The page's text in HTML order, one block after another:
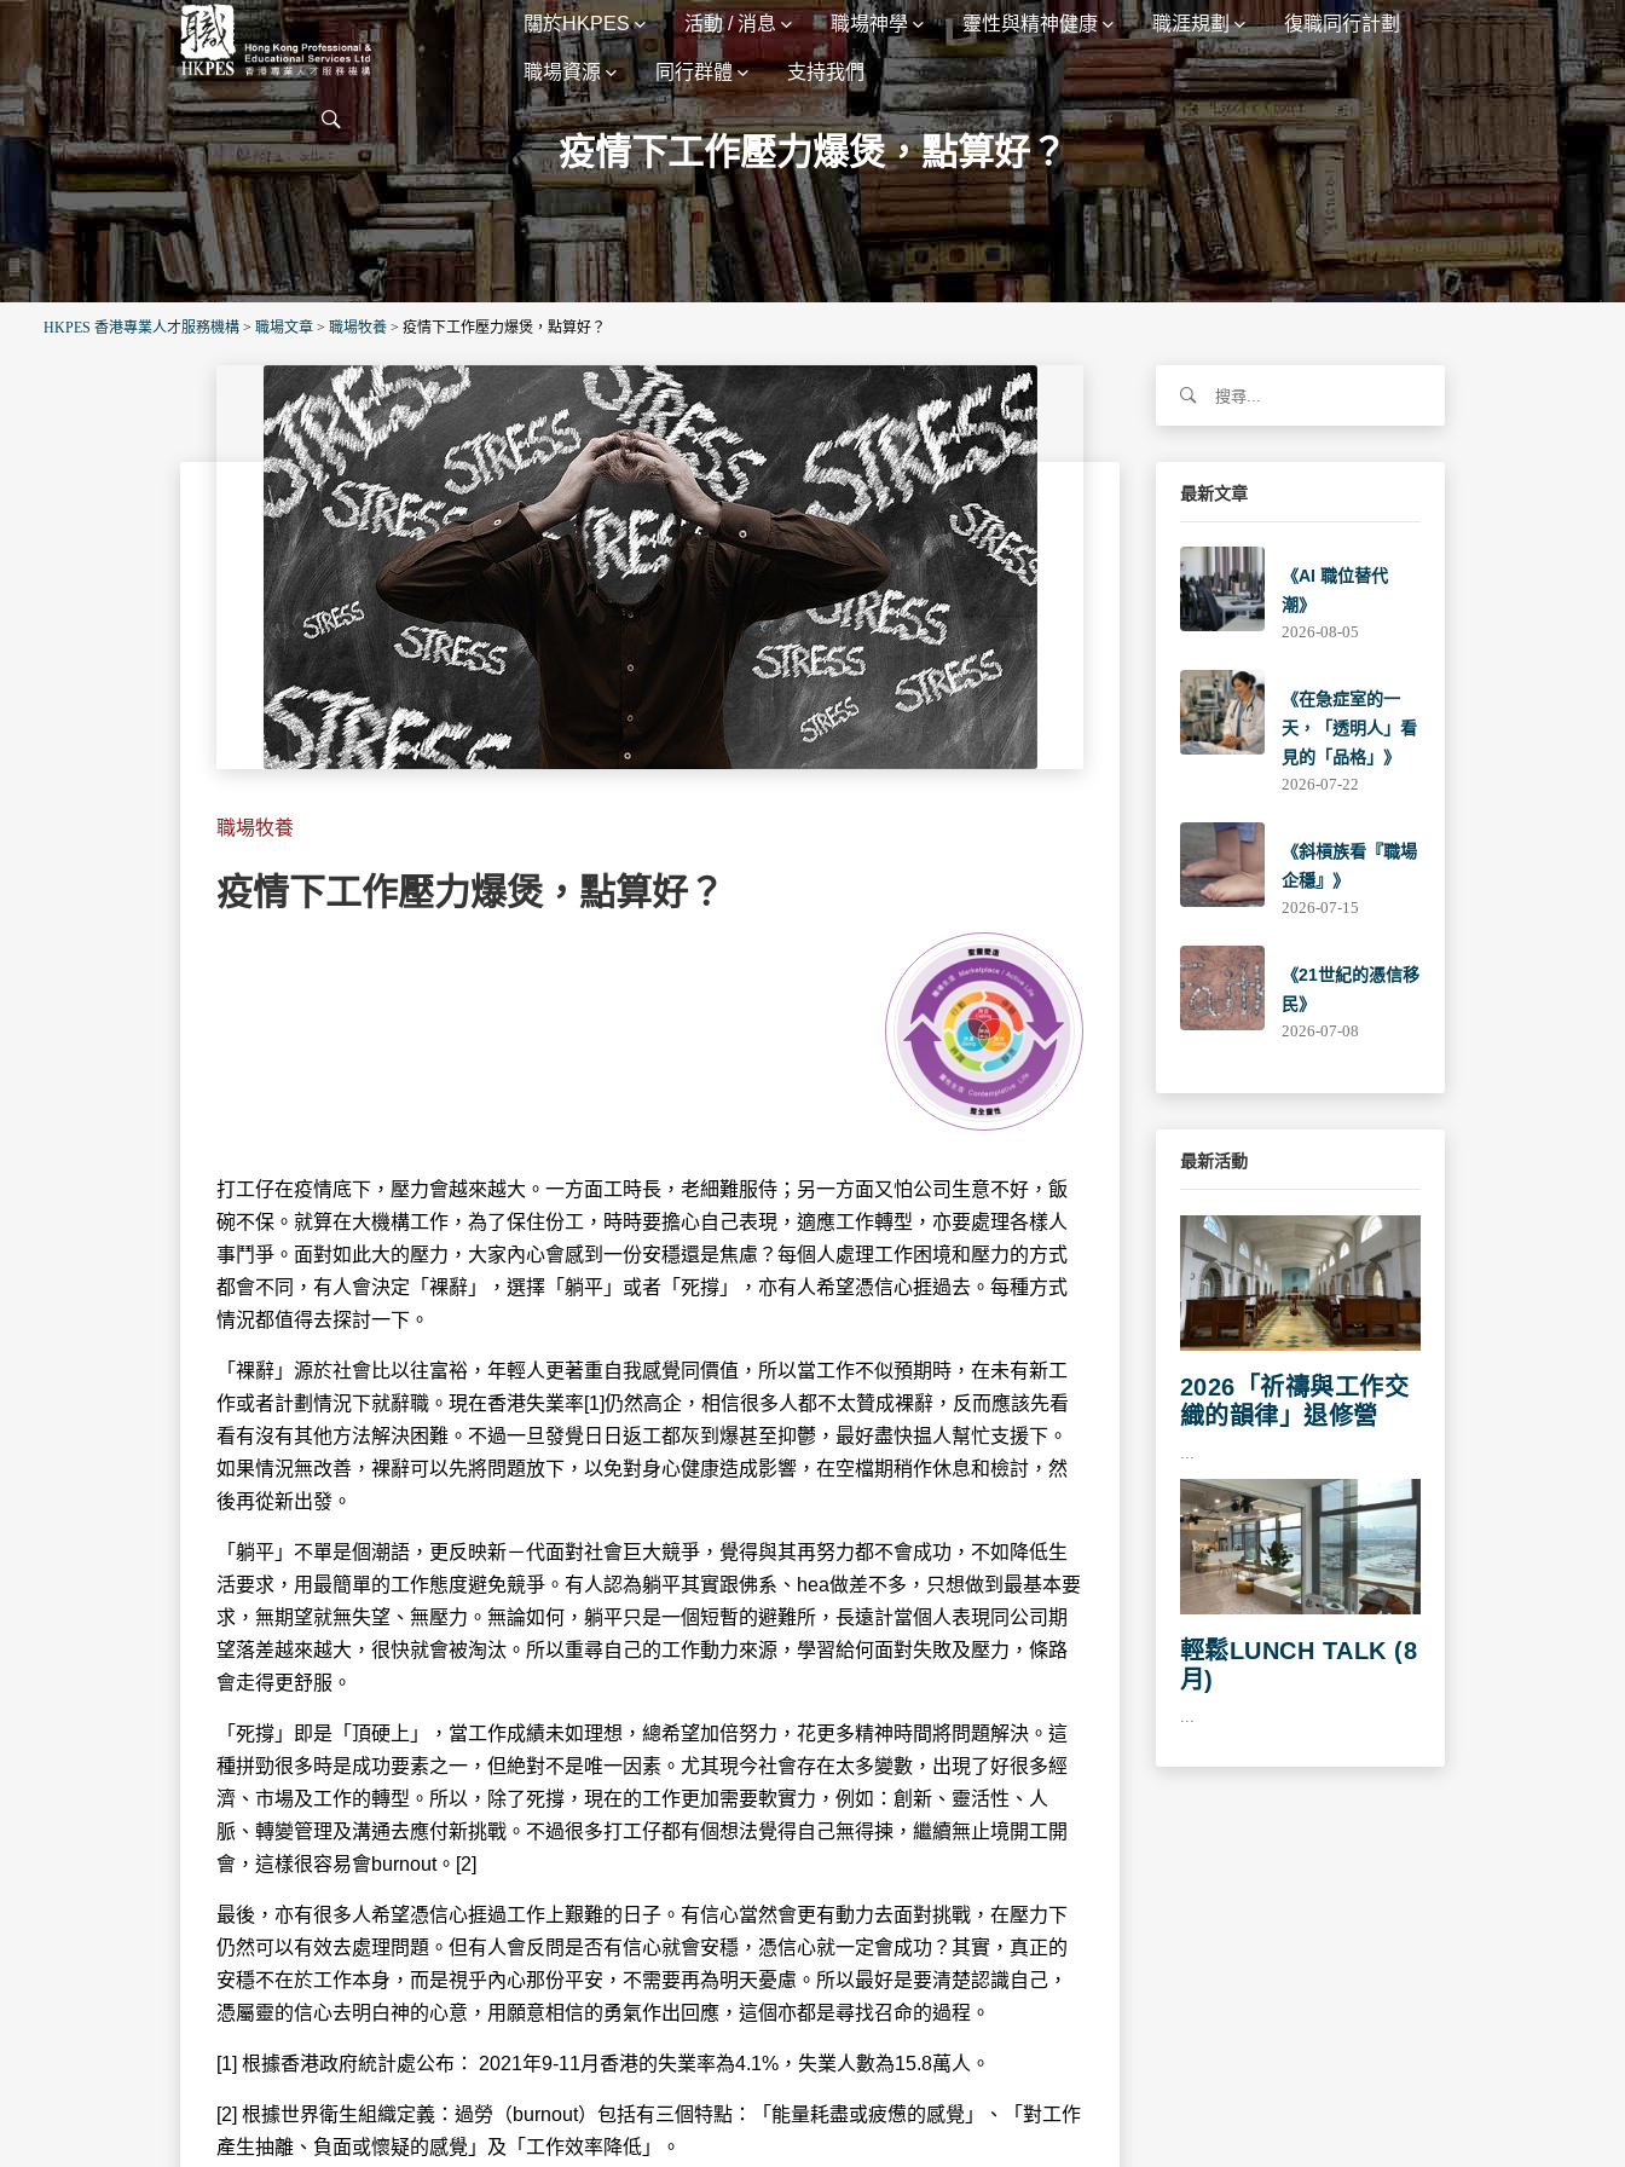
關於HKPES 活動 / 消息 職場神學 靈性與精神健康 職涯規劃 復職同行計劃
職場資源 同行群體 支持我們
疫情下工作壓力爆煲，點算好？
HKPES 香港專業人才服務機構 > 職場文章 > 職場牧養 > 疫情下工作壓力爆煲，點算好？
職場牧養
疫情下工作壓力爆煲，點算好？
打工仔在疫情底下，壓力會越來越大。一方面工時長，老細難服侍；另一方面又怕公司生意不好，飯
碗不保。就算在大機構工作，為了保住份工，時時要擔心自己表現，適應工作轉型，亦要處理各樣人
事鬥爭。面對如此大的壓力，大家內心會感到一份安穩還是焦慮？每個人處理工作困境和壓力的方式
都會不同，有人會決定「裸辭」，選擇「躺平」或者「死撐」，亦有人希望憑信心捱過去。每種方式
情況都值得去探討一下。
「裸辭」源於社會比以往富裕，年輕人更著重自我感覺同價值，所以當工作不似預期時，在未有新工
作或者計劃情況下就辭職。現在香港失業率[1]仍然高企，相信很多人都不太贊成裸辭，反而應該先看
看有沒有其他方法解決困難。不過一旦發覺日日返工都灰到爆甚至抑鬱，最好盡快揾人幫忙支援下。
如果情況無改善，裸辭可以先將問題放下，以免對身心健康造成影響，在空檔期稍作休息和檢討，然
後再從新出發。
「躺平」不單是個潮語，更反映新－代面對社會巨大競爭，覺得與其再努力都不會成功，不如降低生
活要求，用最簡單的工作態度避免競爭。有人認為躺平其實跟佛系、hea做差不多，只想做到最基本要
求，無期望就無失望、無壓力。無論如何，躺平只是一個短暫的避難所，長遠計當個人表現同公司期
望落差越來越大，很快就會被淘汰。所以重尋自己的工作動力來源，學習給何面對失敗及壓力，條路
會走得更舒服。
「死撐」即是「頂硬上」，當工作成績未如理想，總希望加倍努力，花更多精神時間將問題解決。這
種拼勁很多時是成功要素之一，但絶對不是唯一因素。尤其現今社會存在太多變數，出現了好很多經
濟、市場及工作的轉型。所以，除了死撐，現在的工作更加需要軟實力，例如：創新、靈活性、人
脈、轉變管理及溝通去應付新挑戰。不過很多打工仔都有個想法覺得自己無得揀，繼續無止境開工開
會，這樣很容易會burnout。[2]
最後，亦有很多人希望憑信心捱過工作上艱難的日子。有信心當然會更有動力去面對挑戰，在壓力下
仍然可以有效去處理問題。但有人會反問是否有信心就會安穩，憑信心就一定會成功？其實，真正的
安穩不在於工作本身，而是視乎內心那份平安，不需要再為明天憂慮。所以最好是要清楚認識自己，
憑屬靈的信心去明白神的心意，用願意相信的勇氣作出回應，這個亦都是尋找召命的過程。
[1] 根據香港政府統計處公布： 2021年9-11月香港的失業率為4.1%，失業人數為15.8萬人。
[2] 根據世界衛生組織定義：過勞（burnout）包括有三個特點：「能量耗盡或疲憊的感覺」、「對工作
產生抽離、負面或懷疑的感覺」及「工作效率降低」。
關
最新文章
《AI 職位替代
潮》
2026-08-05
《在急症室的一
天，「透明人」看
見的「品格」》
2026-07-22
《斜槓族看『職場
企穩』》
2026-07-15
《21世紀的憑信移
民》
2026-07-08
最新活動
2026「祈禱與工作交
織的韻律」退修營
輕鬆LUNCH TALK (8
月)